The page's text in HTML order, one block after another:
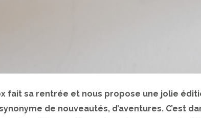
fait sa rentrée et nous propose une jolie
de nouveautés, d’aventures. C’est